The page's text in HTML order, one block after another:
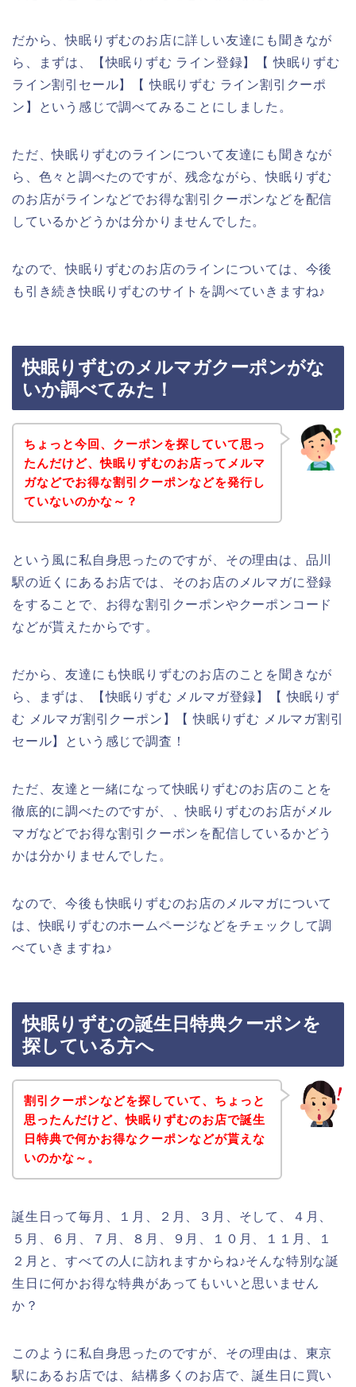
だから、快眠りずむのお店に詳しい友達にも聞きなが
ら、まずは、【快眠りずむ ライン登録】【 快眠りずむ
ライン割引セール】【 快眠りずむ ライン割引クーポ
ン】という感じで調べてみることにしました。
ただ、快眠りずむのラインについて友達にも聞きなが
ら、色々と調べたのですが、残念ながら、快眠りずむ
のお店がラインなどでお得な割引クーポンなどを配信
しているかどうかは分かりませんでした。
なので、快眠りずむのお店のラインについては、今後
も引き続き快眠りずむのサイトを調べていきますね♪
快眠りずむのメルマガクーポンがな
いか調べてみた！
ちょっと今回、クーポンを探していて思っ
たんだけど、快眠りずむのお店ってメルマ
ガなどでお得な割引クーポンなどを発行し
ていないのかな～？
という風に私自身思ったのですが、その理由は、品川
駅の近くにあるお店では、そのお店のメルマガに登録
をすることで、お得な割引クーポンやクーポンコード
などが貰えたからです。
だから、友達にも快眠りずむのお店のことを聞きなが
ら、まずは、【快眠りずむ メルマガ登録】【 快眠りず
む メルマガ割引クーポン】【 快眠りずむ メルマガ割引
セール】という感じで調査！
ただ、友達と一緒になって快眠りずむのお店のことを
徹底的に調べたのですが、、快眠りずむのお店がメル
マガなどでお得な割引クーポンを配信しているかどう
かは分かりませんでした。
なので、今後も快眠りずむのお店のメルマガについて
は、快眠りずむのホームページなどをチェックして調
べていきますね♪
快眠りずむの誕生日特典クーポンを
探している方へ
割引クーポンなどを探していて、ちょっと
思ったんだけど、快眠りずむのお店で誕生
日特典で何かお得なクーポンなどが貰えな
いのかな～。
誕生日って毎月、１月、２月、３月、そして、４月、
５月、６月、７月、８月、９月、１０月、１１月、１
２月と、すべての人に訪れますからね♪そんな特別な誕
生日に何かお得な特典があってもいいと思いません
か？
このように私自身思ったのですが、その理由は、東京
駅にあるお店では、結構多くのお店で、誕生日に買い